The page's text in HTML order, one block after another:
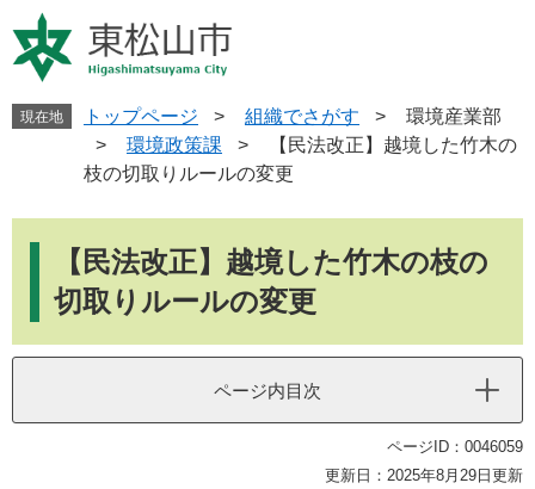
ー
ジ
ニ
ュ
現在地 トップページ > 組織でさがす >
環境産業部
>
環境政策課 >
【民法改正】越境した竹木の
枝の切取りルールの変更
【民法改正】越境した竹木の枝の
切取りルールの変更
ページ内目次
ページID：0046059
更新日：2025年8月29日更新